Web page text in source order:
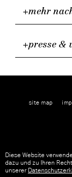
Diese Website
dazu und zu Ihren
unserer
+mehr
+presse &
site map